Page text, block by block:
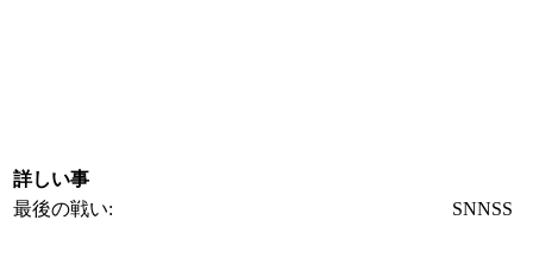
詳しい事
最後の戦い:
SNNSS